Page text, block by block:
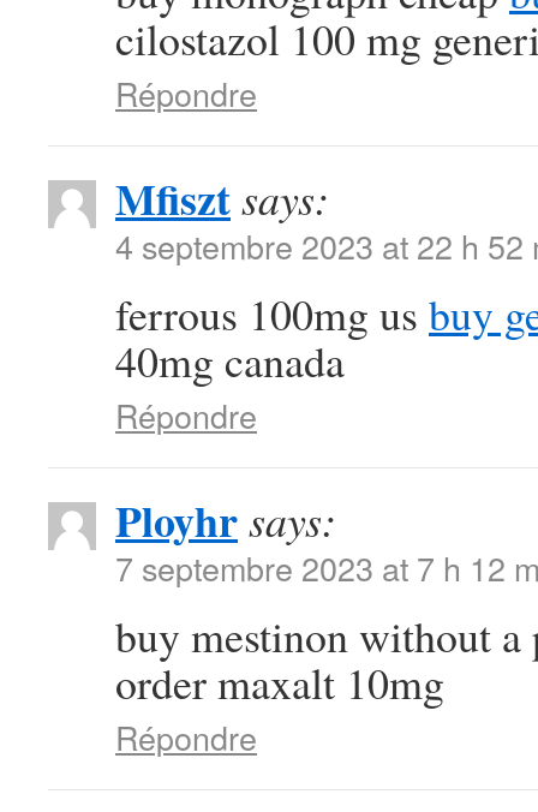
cilostazol 100 mg
Répondre
Mfisztsays:
4 septembre 2023 at 22 h 52
ferrous 100mg us buy
40mg canada
Répondre
Ployhrsays:
7 septembre 2023 at 7 h 12
buy mestinon without
order maxalt 10mg
Répondre